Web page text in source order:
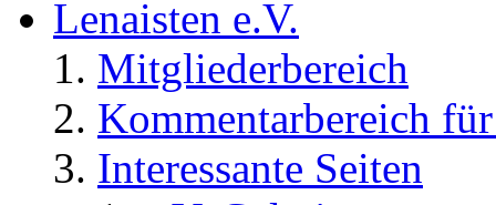
Lenaisten e.V.
Mitgliederbereich
Kommentarbereich
Interessante Seiten